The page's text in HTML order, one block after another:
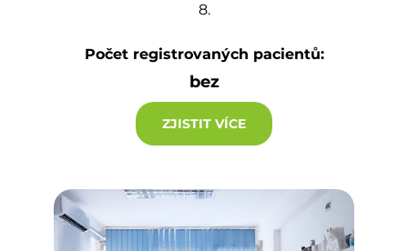
8.
Počet registrovaných pacientů:
bez
ZJISTIT VÍCE